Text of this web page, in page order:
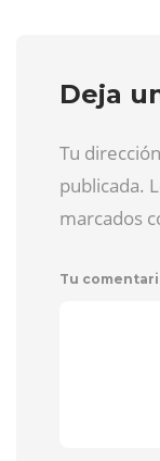
Deja
Tu
publicada.
marcados
Tu